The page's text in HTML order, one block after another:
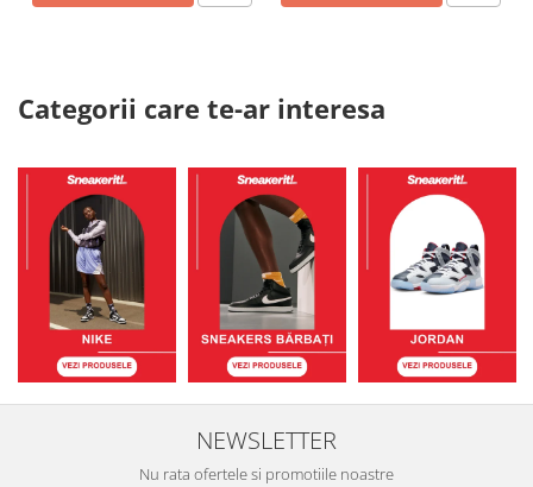
Categorii care te-ar interesa
NEWSLETTER
Nu rata ofertele si promotiile noastre